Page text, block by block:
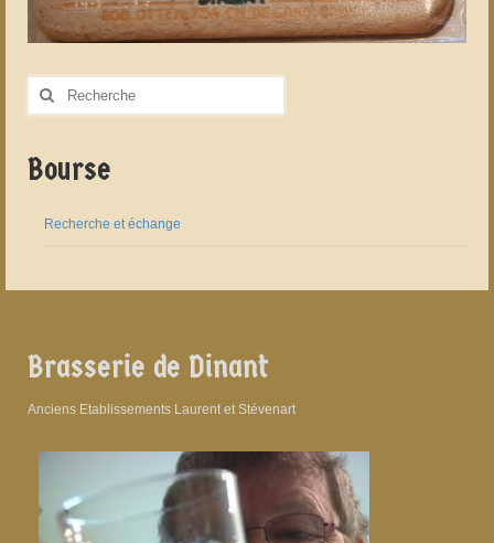
Rechercher
Bourse
Recherche et échange
Brasserie de Dinant
Anciens Etablissements Laurent et Stévenart